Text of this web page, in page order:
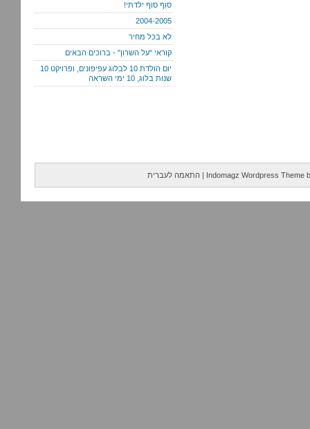
סוף סוף ילדתי!
2004-2005
לא בכל מחיר
קוראי "על השרון" - ברוכים הבאים
יום הולדת 10 לבלוג עפיפונים, ופרויקט 10
שנות בלוג, 10 ימי השראה
Indomagz Wordpress Theme
| התאמה לעברית